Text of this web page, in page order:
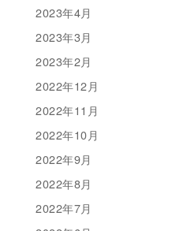
2023年4月
2023年3月
2023年2月
2022年12月
2022年11月
2022年10月
2022年9月
2022年8月
2022年7月